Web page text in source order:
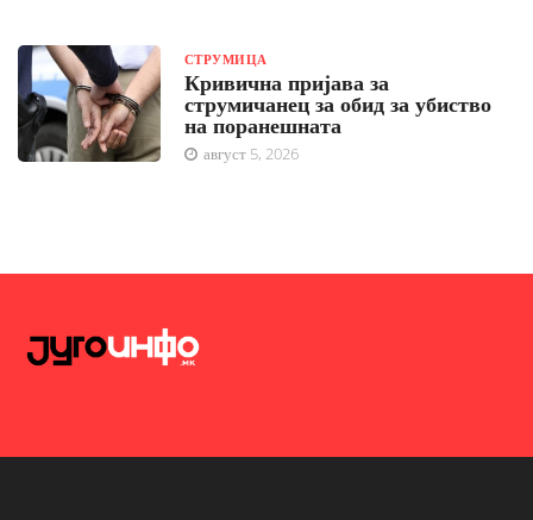
СТРУМИЦА
Кривична пријава за
струмичанец за обид за убиство
на поранешната
август 5, 2026